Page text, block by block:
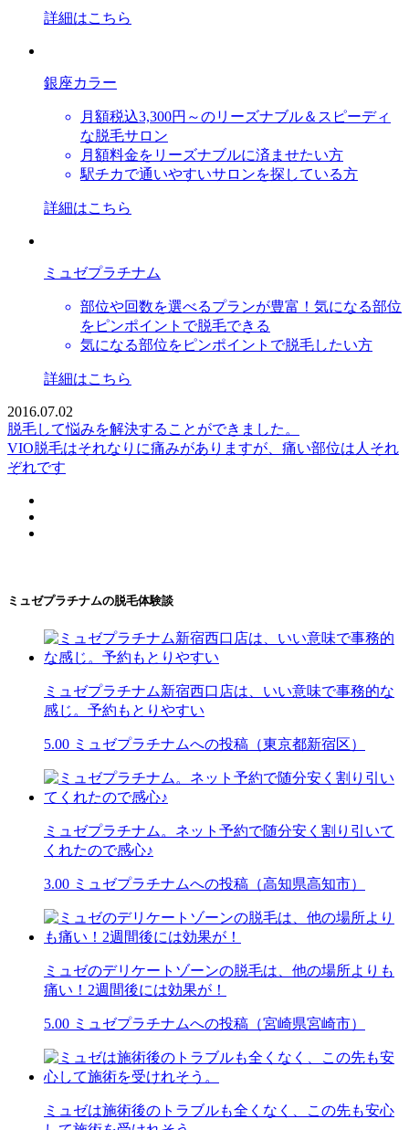
詳細はこちら
銀座カラー
月額税込3,300円～のリーズナブル＆スピーディ
な脱毛サロン
月額料金をリーズナブルに済ませたい方
駅チカで通いやすいサロンを探している方
詳細はこちら
ミュゼプラチナム
部位や回数を選べるプランが豊富！気になる部位
をピンポイントで脱毛できる
気になる部位をピンポイントで脱毛したい方
詳細はこちら
2016.07.02
脱毛して悩みを解決することができました。
VIO脱毛はそれなりに痛みがありますが、痛い部位は人それ
ぞれです
ミュゼプラチナムの脱毛体験談
ミュゼプラチナム新宿西口店は、いい意味で事務的な
感じ。予約もとりやすい
5.00 ミュゼプラチナムへの投稿（東京都新宿区）
ミュゼプラチナム。ネット予約で随分安く割り引いて
くれたので感心♪
3.00 ミュゼプラチナムへの投稿（高知県高知市）
ミュゼのデリケートゾーンの脱毛は、他の場所よりも
痛い！2週間後には効果が！
5.00 ミュゼプラチナムへの投稿（宮崎県宮崎市）
ミュゼは施術後のトラブルも全くなく、この先も安心